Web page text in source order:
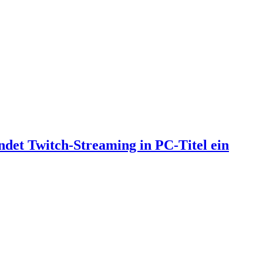
Twitch-Streaming in PC-Titel ein